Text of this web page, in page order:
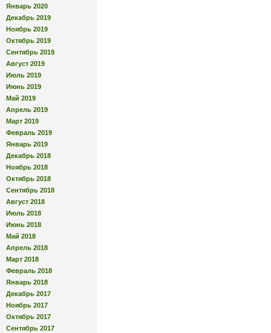
Январь 2020
Декабрь 2019
Ноябрь 2019
Октябрь 2019
Сентябрь 2019
Август 2019
Июль 2019
Июнь 2019
Май 2019
Апрель 2019
Март 2019
Февраль 2019
Январь 2019
Декабрь 2018
Ноябрь 2018
Октябрь 2018
Сентябрь 2018
Август 2018
Июль 2018
Июнь 2018
Май 2018
Апрель 2018
Март 2018
Февраль 2018
Январь 2018
Декабрь 2017
Ноябрь 2017
Октябрь 2017
Сентябрь 2017